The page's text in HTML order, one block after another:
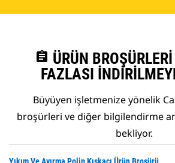
assignment ÜRÜN
FAZLASI
Büyüyen işletmenize yönelik
broşürleri ve diğer bilgilendirme
bekliyor.